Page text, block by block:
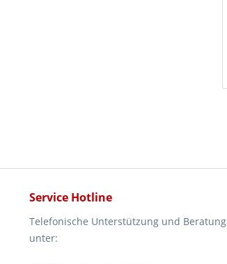
Service Hotline
Telefonische Unterstützung und Beratung
unter: